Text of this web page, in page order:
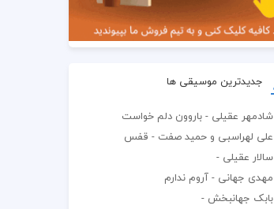
جدیدترین موسیقی ها
شادمهر عقیلی - باروون دلم خواست
علی لهراسبی و حمید صفت - قفس
سالار عقیلی -
مهدی جهانی - آروم ندارم
بابک جهانبخش -